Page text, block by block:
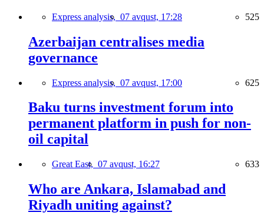
Express analysis, 07 avqust, 17:28 525
Azerbaijan centralises media
governance
Express analysis, 07 avqust, 17:00 625
Baku turns investment forum into
permanent platform in push for non-
oil capital
Great East, 07 avqust, 16:27 633
Who are Ankara, Islamabad and
Riyadh uniting against?